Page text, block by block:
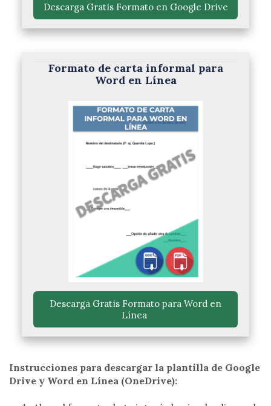
Descarga Gratis Formato en Google Drive
Formato de carta informal para
Word en Línea
Línea
Instrucciones para descargar la plantilla de Google
Drive y Word en Línea (OneDrive):